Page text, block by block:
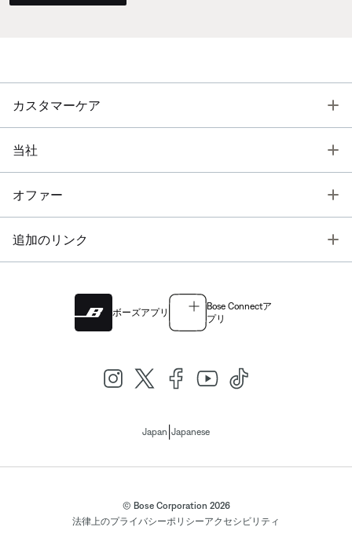
カスタマーケア
当社
オファー
追加のリンク
ボーズアプリ
Bose Connectア
プリ
Japan Japanese
© Bose Corporation 2026
法律上のプライバシーポリシーアクセシビリティ